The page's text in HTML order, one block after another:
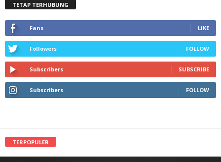
TETAP TERHUBUNG
Fans LIKE
Followers FOLLOW
Subscribers SUBSCRIBE
Subscribers FOLLOW